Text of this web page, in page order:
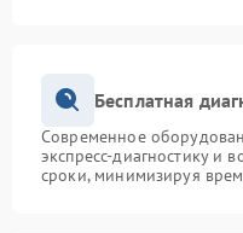
Бесплатная
Современное
экспресс-диагностику и
сроки, минимизируя